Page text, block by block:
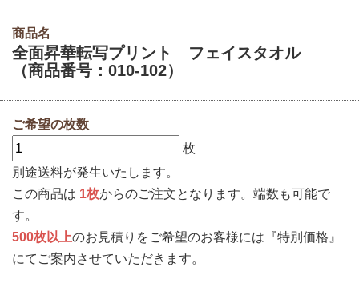
商品名
全面昇華転写プリント フェイスタオル
（商品番号：010-102）
ご希望の枚数
枚
別途送料が発生いたします。
この商品は 1枚からのご注文となります。端数も可能で
す。
500枚以上のお見積りをご希望のお客様には『特別価格』
にてご案内させていただきます。